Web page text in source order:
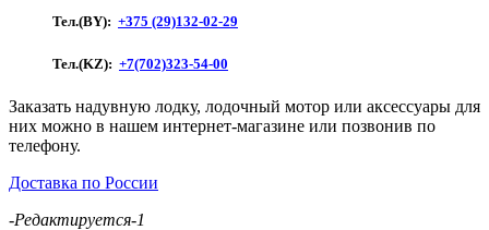
СК
(зеленый)
Тел.(BY): +375 (29)132-02-29
Тел.(KZ): +7(702)323-54-00
Заказать надувную лодку, лодочный мотор или аксессуары для
них можно в нашем интернет-магазине или позвонив по
телефону.
Доставка по России
-Редактируется-1